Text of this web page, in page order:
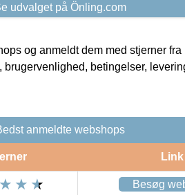
udvalget på Önling.com
og anmeldt dem med stjerner fra
betingelser,
anmeldte webshops
Link
Besøg